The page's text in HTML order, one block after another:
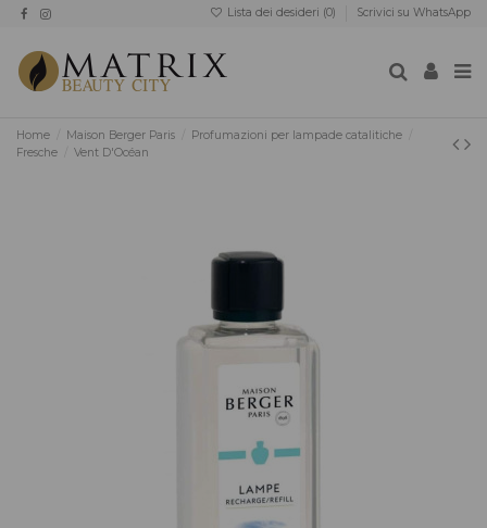
Lista dei desideri (0) Scrivici su WhatsApp
Home Maison Berger Paris
Profumazioni per lampade catalitiche
Fresche
Vent D'Océan